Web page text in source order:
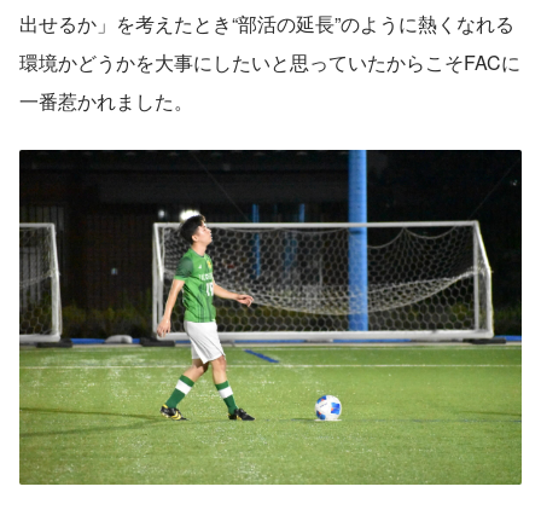
出せるか」を考えたとき“部活の延長”のように熱くなれる
環境かどうかを大事にしたいと思っていたからこそFACに
一番惹かれました。